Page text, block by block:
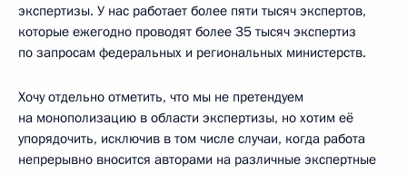
экспертизы. У нас работает более пяти тысяч экспертов,
которые ежегодно проводят более 35 тысяч экспертиз
по запросам федеральных и региональных министерств.
Хочу отдельно отметить, что мы не претендуем
на монополизацию в области экспертизы, но хотим её
упорядочить, исключив в том числе случаи, когда работа
непрерывно вносится авторами на различные экспертные